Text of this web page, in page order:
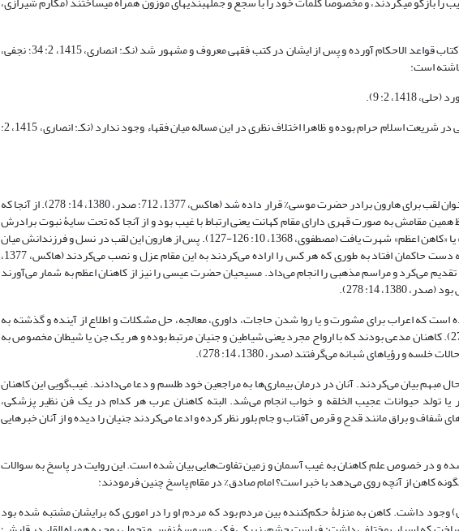
اما تعریفی که در میان فقهاء شهرت یافته، تعریفی است که علامه حلی در کتاب قواعد الاحکام آورده و پس از ایشان در کتب فقهی معروف و مشهور شد (نکـ: انصاری، 1415، 2: 34؛ نجفی،
2: 9).
لازم به ذکر است که کهانت و بهره‌گیری از جن برای دست‌یابی به امور غیبی در شریعت اسلام حرام بوده و ظاهرا اختلاف نظری در این مساله میان فقهاء وجود ندارد (نکـ: انصاری، 1415، 2:
واژۀ «کاهن» که ریشه در زبان عبری دارد در ابتداء میان بنی‌اسرائیل به عنوان لقب برای هارون برادر حضرت موسی% قرار داده شد (هاکس، 1377، 712؛ صدر، 1380، 14: 278). از آنجا که
پاک و الهی بود به لحاظ همین مقامش به صورت قهری دارای مقام کهانت یعنی ارتباط با غیب بود و از آنجا که تحت سایۀ نبوت برادرش
حضرت موسی قرار داشت با عنوان «نبی» مشهور نشد بلکه با لقب «کاهن» یا «کاهن اعظم» شهرت یافت (مصطفوی، 1368، 10: 126-127). پس از هارون این لقب در نسل و فرزندانش میان
بنی‌اسرائیل باقی ماند تا آنکه پس از عصر حضرت سلیمان% این صفت، به دست حاکمان افتاد به طوری که هر کس را اراده می‌کردند به این مقام عزل و نصب می‌کردند (هاکس، 1377،
که قربانی‌ها را تقدیم می‌کرد و مراسم مذهبی را انجام می‌داد. مسیحیان حضرت عیسی را نیز از کاهنان اعظم به شمار می‌آورند
که اعراب برای مشورت و یا روا شدن حاجات، داوری، معالجه، حل مشکلات و اطلاع از آینده و گذشته به
کاهنان مراجعه می‌کردند (جواد علی، 1422، 12: 340، صدر، 1380، 14: 278). کاهنان مدعی بودند که با ارواح مجرد یعنی شیاطین و جنیان مرتبط بوده و هر یک جن یا شیطان مخصوص به
و رؤیاهای شبانه می‌گرفتند (صدر، 1380، 14: 278).
مبهم بیان می‌کردند. آنان در درمان بیماری‌ها به مراجعین خود طلسم و دعا می‌دادند. غیب‌گویی این کاهنان
یا تولد حیوانات عجیب الخلقه و خواب انجام می‌شد. البته کاهنان عرب هر کدام در یک فن نظیر پزشکی،
و براق مانند قدح و قرص آفتاب و جام بلور نظر کرده و ادعا می‌کردند جنیان را دیده و از آنان خبرهایی
و در خصوص علم کاهنان به غیب آسمان و زمین تفاوت‌هایی بیان شده است. این روایت در پاسخ به سوالات
کاهن از آنچه روی می‌دهد با خبر است؟ امام صادق% در مقام پاسخ چنین فرمودند:
داشت. کاهن به منزلۀ حکم‌کننده بین مردم بود که مردم او را در اموری که برایشان مشتبه شده بود